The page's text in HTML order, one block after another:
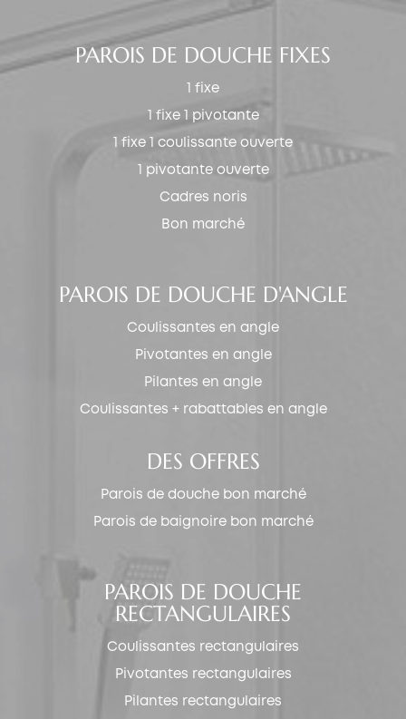
PAROIS DE DOUCHE FIXES
1 fixe
1 fixe 1 pivotante
1 fixe 1 coulissante ouverte
1 pivotante ouverte
Cadres noris
Bon marché
PAROIS DE DOUCHE D'ANGLE
Coulissantes en angle
Pivotantes en angle
Pilantes en angle
Coulissantes + rabattables en angle
DES OFFRES
Parois de douche bon marché
Parois de baignoire bon marché
PAROIS DE DOUCHE
RECTANGULAIRES
Coulissantes rectangulaires
Pivotantes rectangulaires
Pilantes rectangulaires